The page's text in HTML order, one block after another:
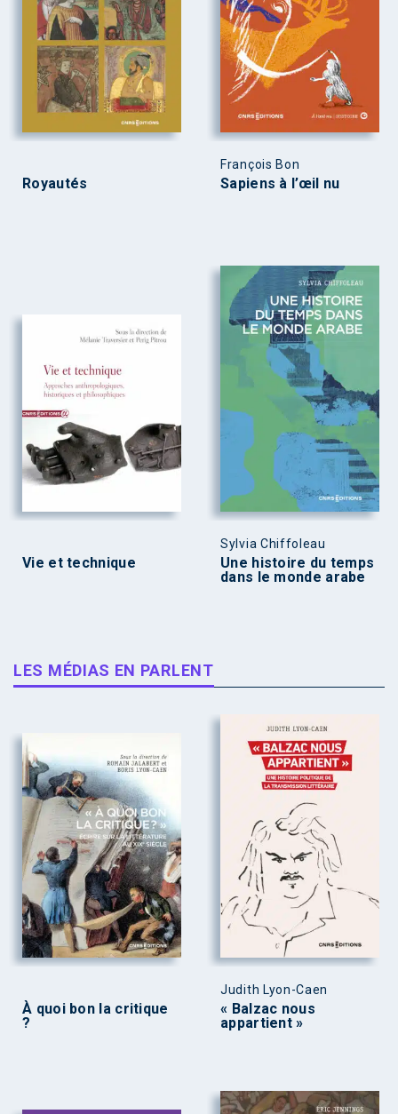
Royautés
François Bon
Sapiens à l’œil nu
Vie et technique
Sylvia Chiffoleau
Une histoire du temps
dans le monde arabe
LES MÉDIAS EN PARLENT
À quoi bon la critique
?
Judith Lyon-Caen
« Balzac nous
appartient »